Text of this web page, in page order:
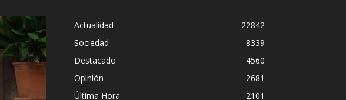
Actualidad
22842
Sociedad
8339
Destacado
4560
Opinión
2681
Última Hora
2101